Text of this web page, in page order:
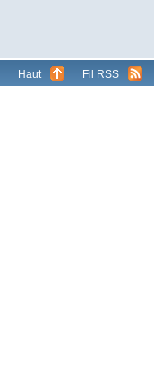
Haut Fil RSS